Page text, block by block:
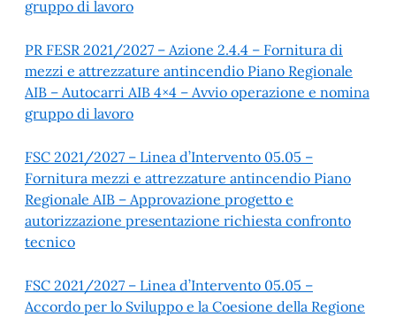
gruppo di lavoro
PR FESR 2021/2027 – Azione 2.4.4 – Fornitura di
mezzi e attrezzature antincendio Piano Regionale
AIB – Autocarri AIB 4×4 – Avvio operazione e nomina
gruppo di lavoro
FSC 2021/2027 – Linea d’Intervento 05.05 –
Fornitura mezzi e attrezzature antincendio Piano
Regionale AIB – Approvazione progetto e
autorizzazione presentazione richiesta confronto
tecnico
FSC 2021/2027 – Linea d’Intervento 05.05 –
Accordo per lo Sviluppo e la Coesione della Regione